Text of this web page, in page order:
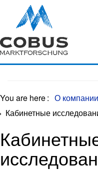
Oops, an error occurred!
You are here: О компании
Кабинетные